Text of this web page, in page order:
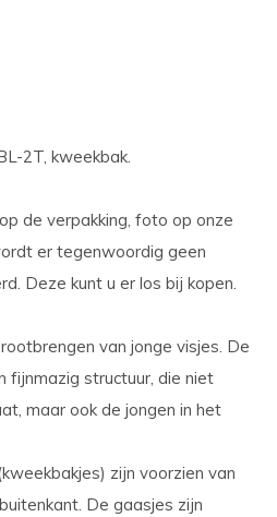
2T, kweekbak.
de verpakking, foto op onze
er tegenwoordig geen
Deze kunt u er los bij kopen.
van jonge visjes. De
fijnmazig structuur, die niet
maar ook de jongen in het
zijn voorzien van
De gaasjes zijn